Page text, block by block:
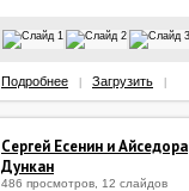
Подробнее Загрузить
Сергей Есенин и Айседора
Дункан
486 просмотров, 12 слайдов